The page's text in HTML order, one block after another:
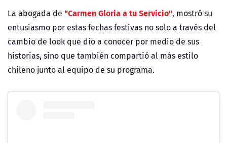
La abogada de "Carmen Gloria a tu Servicio", mostró su
entusiasmo por estas fechas festivas no solo a través del
cambio de look que dio a conocer por medio de sus
historias, sino que también compartió al más estilo
chileno junto al equipo de su programa.